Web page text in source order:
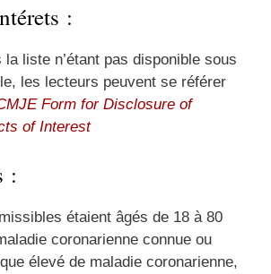
:
liste n’étant pas disponible sous
les lecteurs peuvent se référer
Form for Disclosure of
of Interest
:
étaient âgés de 18 à 80
coronarienne connue ou
élevé de maladie coronarienne,